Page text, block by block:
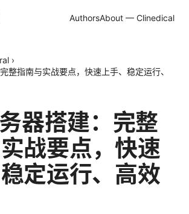
AuthorsAbout — Clinedical
›
整指南与实战要点，快速上手、稳定运行、
器搭建：完整
战要点，快速
定运行、高效